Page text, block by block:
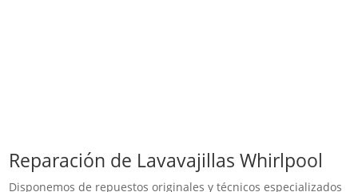
Reparación de Lavavajillas Whirlpool
Disponemos de repuestos originales y técnicos especializados